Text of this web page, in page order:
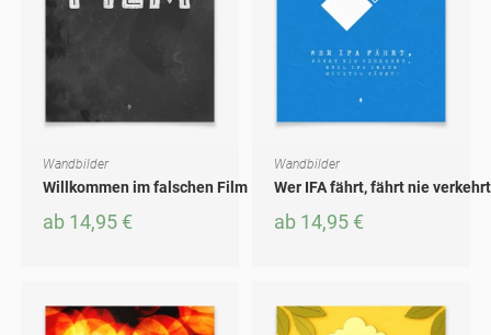
AUSFÜHRUNG WÄHLEN
Wandbilder
Willkommen im falschen Film
ab 14,95 €
AUSFÜHRUNG WÄHLEN
Wandbilder
Wer IFA fährt, fährt nie
ab 14,95 €